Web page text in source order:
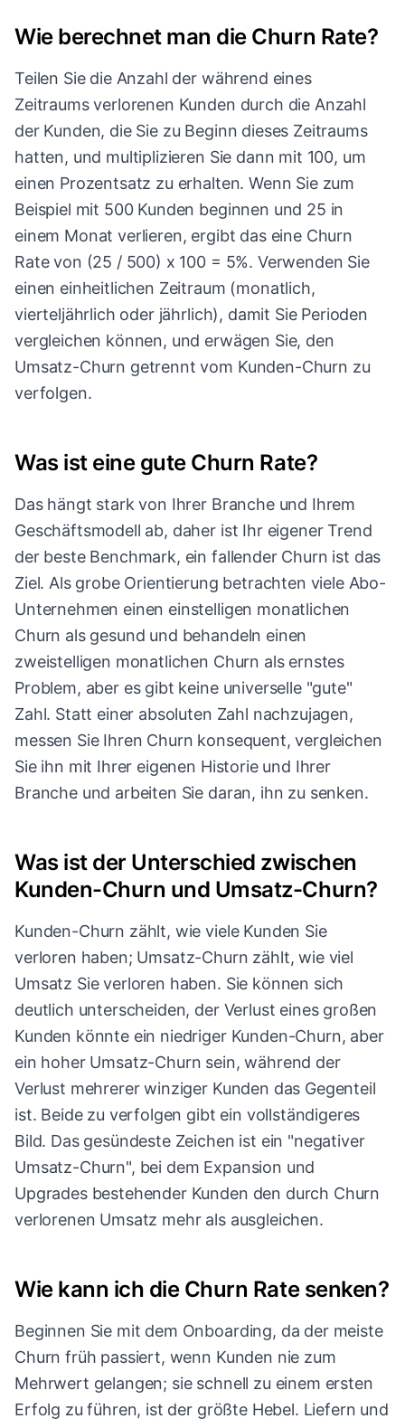
Wie berechnet man die Churn Rate?
Teilen Sie die Anzahl der während eines
Zeitraums verlorenen Kunden durch die Anzahl
der Kunden, die Sie zu Beginn dieses Zeitraums
hatten, und multiplizieren Sie dann mit 100, um
einen Prozentsatz zu erhalten. Wenn Sie zum
Beispiel mit 500 Kunden beginnen und 25 in
einem Monat verlieren, ergibt das eine Churn
Rate von (25 / 500) x 100 = 5%. Verwenden Sie
einen einheitlichen Zeitraum (monatlich,
vierteljährlich oder jährlich), damit Sie Perioden
vergleichen können, und erwägen Sie, den
Umsatz-Churn getrennt vom Kunden-Churn zu
verfolgen.
Was ist eine gute Churn Rate?
Das hängt stark von Ihrer Branche und Ihrem
Geschäftsmodell ab, daher ist Ihr eigener Trend
der beste Benchmark, ein fallender Churn ist das
Ziel. Als grobe Orientierung betrachten viele Abo-
Unternehmen einen einstelligen monatlichen
Churn als gesund und behandeln einen
zweistelligen monatlichen Churn als ernstes
Problem, aber es gibt keine universelle "gute"
Zahl. Statt einer absoluten Zahl nachzujagen,
messen Sie Ihren Churn konsequent, vergleichen
Sie ihn mit Ihrer eigenen Historie und Ihrer
Branche und arbeiten Sie daran, ihn zu senken.
Was ist der Unterschied zwischen
Kunden-Churn und Umsatz-Churn?
Kunden-Churn zählt, wie viele Kunden Sie
verloren haben; Umsatz-Churn zählt, wie viel
Umsatz Sie verloren haben. Sie können sich
deutlich unterscheiden, der Verlust eines großen
Kunden könnte ein niedriger Kunden-Churn, aber
ein hoher Umsatz-Churn sein, während der
Verlust mehrerer winziger Kunden das Gegenteil
ist. Beide zu verfolgen gibt ein vollständigeres
Bild. Das gesündeste Zeichen ist ein "negativer
Umsatz-Churn", bei dem Expansion und
Upgrades bestehender Kunden den durch Churn
verlorenen Umsatz mehr als ausgleichen.
Wie kann ich die Churn Rate senken?
Beginnen Sie mit dem Onboarding, da der meiste
Churn früh passiert, wenn Kunden nie zum
Mehrwert gelangen; sie schnell zu einem ersten
Erfolg zu führen, ist der größte Hebel. Liefern und